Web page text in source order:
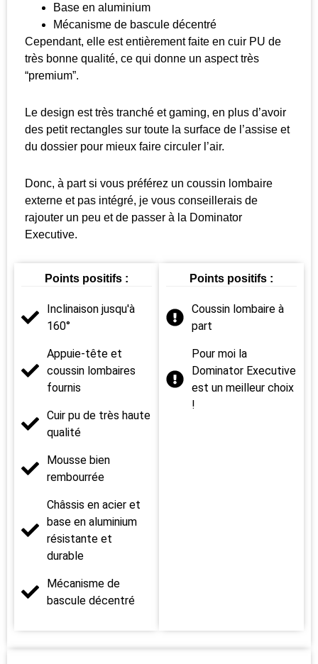
Base en aluminium
Mécanisme de bascule décentré
Cependant, elle est entièrement faite en cuir PU de
très bonne qualité, ce qui donne un aspect très
“premium”.
Le design est très tranché et gaming, en plus d’avoir
des petit rectangles sur toute la surface de l’assise et
du dossier pour mieux faire circuler l’air.
Donc, à part si vous préférez un coussin lombaire
externe et pas intégré, je vous conseillerais de
rajouter un peu et de passer à la Dominator
Executive.
Points positifs :
Inclinaison jusqu'à
160°
Appuie-tête et
coussin lombaires
fournis
Cuir pu de très haute
qualité
Mousse bien
rembourrée
Châssis en acier et
base en aluminium
résistante et
durable
Mécanisme de
bascule décentré
Points positifs :
Coussin lombaire à
part
Pour moi la
Dominator Executive
est un meilleur choix
!